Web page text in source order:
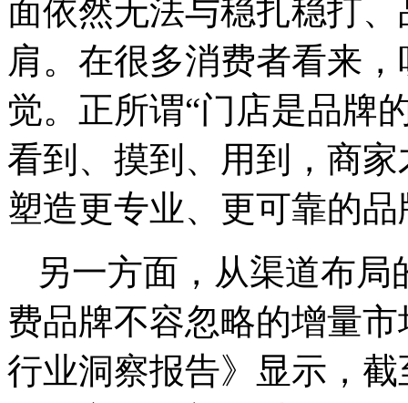
面依然无法与稳扎稳打
肩。在很多消费者看来
觉。正所谓“门店是品牌
看到、摸到、用到，商
塑造更专业、更可靠的
另一方面，从渠道布
费品牌不容忽略的增量
行业洞察报告》显示，